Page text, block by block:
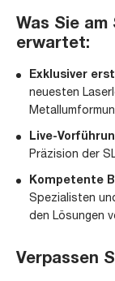
Was Sie
erwartet:
Exklusiver
neuesten
Live-
Präzision der
Kompetente
Spezialisten
den Lösungen
Verpassen